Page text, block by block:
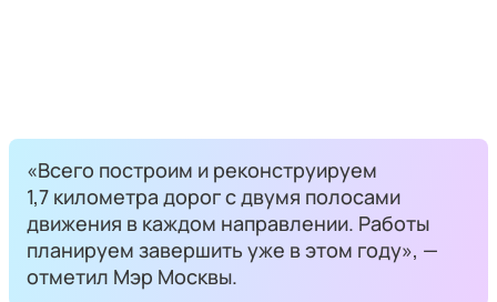
«Всего построим и реконструируем
1,7 километра дорог с двумя полосами
движения в каждом направлении. Работы
планируем завершить уже в этом году», —
отметил Мэр Москвы.